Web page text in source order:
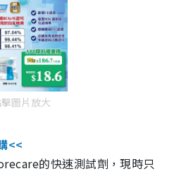
圖片放大
<<
的快速測試劑，現時只